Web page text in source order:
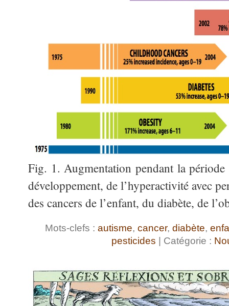
Fig. 1. Augmentation pendant la
développement, de l’hyperactivité avec
des cancers de l’enfant, du diabète, de
Mots-clefs : autisme, cancer, diabète,
pesticides | Catégorie :